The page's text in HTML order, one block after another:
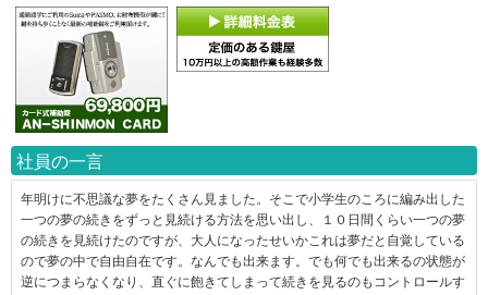
社員の一言
年明けに不思議な夢をたくさん見ました。そこで小学生のころに編み出した
一つの夢の続きをずっと見続ける方法を思い出し、１０日間くらい一つの夢
の続きを見続けたのですが、大人になったせいかこれは夢だと自覚している
ので夢の中で自由自在です。なんでも出来ます。でも何でも出来るの状態が
逆につまらなくなり、直ぐに飽きてしまって続きを見るのもコントロールす